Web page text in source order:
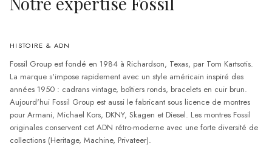
HISTOIRE & ADN
Fossil Group est fondé en 1984 à Richardson, Texas, par Tom Kartsotis.
La marque s'impose rapidement avec un style américain inspiré des
années 1950 : cadrans vintage, boîtiers ronds, bracelets en cuir brun.
Aujourd'hui Fossil Group est aussi le fabricant sous licence de montres
pour Armani, Michael Kors, DKNY, Skagen et Diesel. Les montres Fossil
originales conservent cet ADN rétro-moderne avec une forte diversité de
collections (Heritage, Machine, Privateer).